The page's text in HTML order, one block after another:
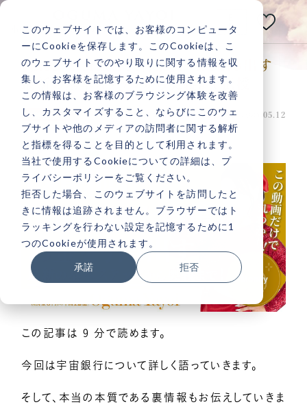
このウェブサイトでは、お客様のコンピュータ
ーにCookieを保存します。このCookieは、こ
のウェブサイトでのやり取りに関する情報を収
集し、お客様を記憶するために使用されます。
この情報は、お客様のブラウジング体験を改善
し、カスタマイズすること、ならびにこのウェ
ブサイトや他のメディアの訪問者に関する解析
と指標を得ることを目的として利用されます。
当社で使用するCookieについての詳細は、プ
ライバシーポリシーをご覧ください。
拒否した場合、このウェブサイトを訪問したと
きに情報は追跡されません。ブラウザーではト
ラッキングを行わない設定を記憶するために1
つのCookieが使用されます。
承諾 拒否
小熊弥生公式メディアサイト
N
あなたの人生は
いつだって変えられる！
記事検索
人気記事一覧
億楽 当たり前ゼロ感謝® 360度許し
オンライン講座一覧
【伝説！宇宙銀行大特集】お金を引き出す
最新の基本ステップから奥義まで伝授
願望実現 投稿日：2024.05.13 最終更新日：2024.05.12
この記事は 9 分で読めます。
今回は宇宙銀行について詳しく語っていきます。
そして、本当の本質である裏情報もお伝えしていきま